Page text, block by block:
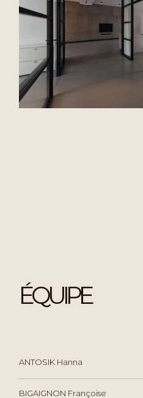
ÉQUIPE
ANTOSIK Hanna
BIGAIGNON Françoise